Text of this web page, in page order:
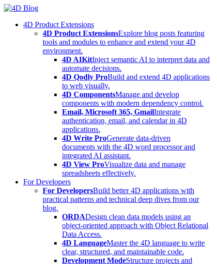
Skip
content4D Product Extensions
4D Product ExtensionsExplore blog posts featuring
tools and modules to enhance and extend your 4D
environment.
4D AIKitInject semantic AI to interpret data and
automate decisions.
4D Qodly ProBuild and extend 4D applications
to web visually.
4D ComponentsManage and develop
components with modern dependency control.
Email, Microsoft 365, GmailIntegrate
authentication, email, and calendar in 4D
applications.
4D Write ProGenerate data-driven
documents with the 4D word processor and
integrated AI assistant.
4D View ProVisualize data and manage
spreadsheets effectively.
For Developers
For DevelopersBuild better 4D applications with
practical patterns and technical deep dives from our
blog.
ORDADesign clean data models using an
object-oriented approach with Object Relational
Data Access.
4D LanguageMaster the 4D language to write
clear, structured, and maintainable code.
Development ModeStructure projects and